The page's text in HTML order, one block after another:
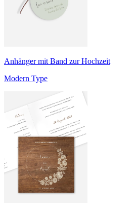
Anhänger mit Band zur Hochzeit
Modern Type